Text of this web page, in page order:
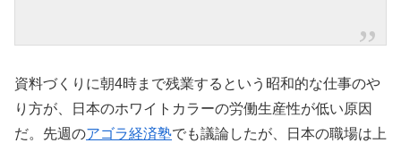
資料づくりに朝4時まで残業するという昭和的な仕事のや
り方が、日本のホワイトカラーの労働生産性が低い原因
だ。先週のアゴラ経済塾でも議論したが、日本の職場は上